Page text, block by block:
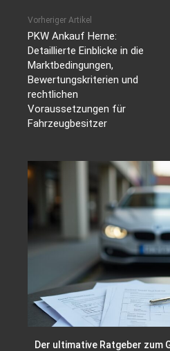
Vorheriger Artikel
PKW Ankauf Herne:
Detaillierte Einblicke in die
Marktbedingungen,
Bewertungskriterien und
rechtlichen
Voraussetzungen für
Fahrzeugbesitzer
Der ultimative Ratgeber zum